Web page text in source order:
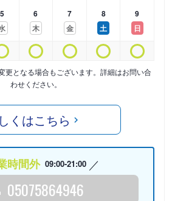
5
6
木
7
金
8
土
9
日
更となる場合もございます。詳細はお問い合
わせください。
くはこちら
時間外 09:00-21:00
05075864946